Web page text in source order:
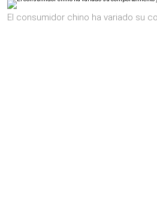
El consumidor chino ha variado su